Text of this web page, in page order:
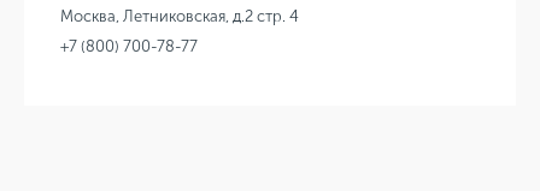
Москва, Летниковская, д.2 стр. 4
+7 (800) 700-78-77